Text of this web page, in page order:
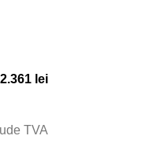
2.361 lei
TVA